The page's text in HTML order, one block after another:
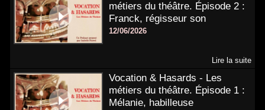
métiers du théâtre. Épisode 2 :
Franck, régisseur son
12/06/2026
Lire la suite
Vocation & Hasards - Les
métiers du théâtre. Épisode 1 :
Mélanie, habilleuse